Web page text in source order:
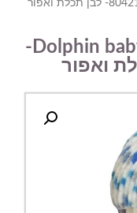
דולפין קולורס- Dolphin baby colors-